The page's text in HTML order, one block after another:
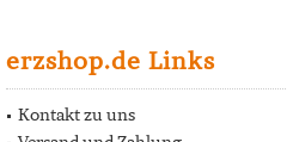
erzshop.de Links
Kontakt zu uns